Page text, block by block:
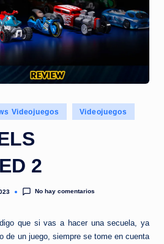
Videojuegos Videojuegos
2
No hay comentarios
que si vas a hacer una secuela, ya
de un juego, siempre se tome en cuenta